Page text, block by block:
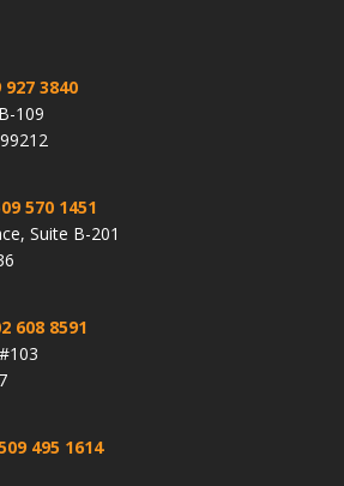
927 3840
109
570 1451
Suite B-201
608 8591
495 1614